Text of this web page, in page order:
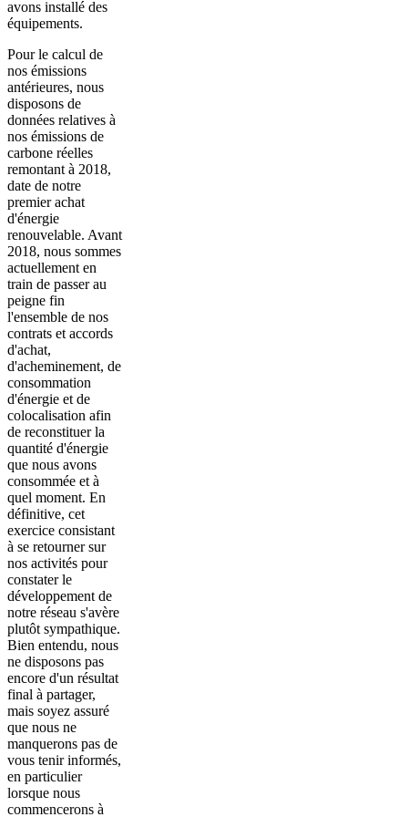
avons installé des
équipements.
Pour le calcul de
nos émissions
antérieures, nous
disposons de
données relatives à
nos émissions de
carbone réelles
remontant à 2018,
date de notre
premier achat
d'énergie
renouvelable. Avant
2018, nous sommes
actuellement en
train de passer au
peigne fin
l'ensemble de nos
contrats et accords
d'achat,
d'acheminement, de
consommation
d'énergie et de
colocalisation afin
de reconstituer la
quantité d'énergie
que nous avons
consommée et à
quel moment. En
définitive, cet
exercice consistant
à se retourner sur
nos activités pour
constater le
développement de
notre réseau s'avère
plutôt sympathique.
Bien entendu, nous
ne disposons pas
encore d'un résultat
final à partager,
mais soyez assuré
que nous ne
manquerons pas de
vous tenir informés,
en particulier
lorsque nous
commencerons à